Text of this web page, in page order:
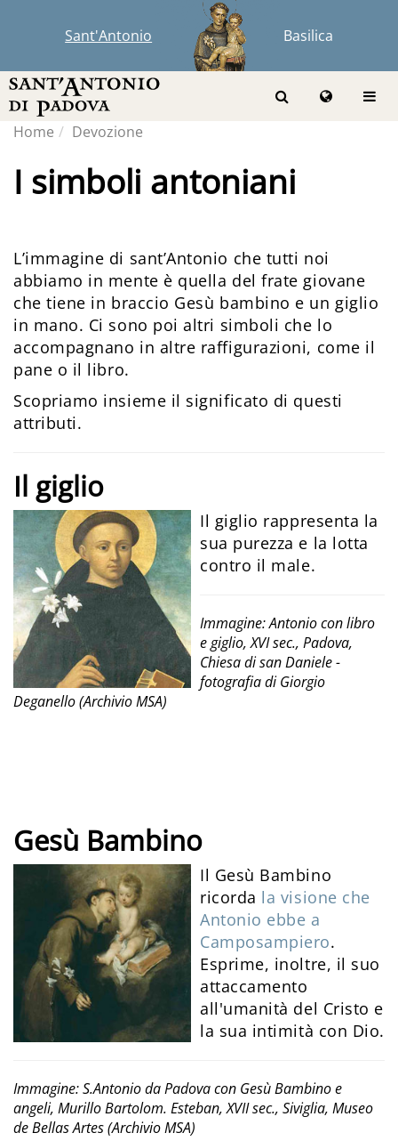
Sant'Antonio Basilica
Home Devozione
I simboli antoniani
L’immagine di sant’Antonio che tutti noi
abbiamo in mente è quella del frate giovane
che tiene in braccio Gesù bambino e un giglio
in mano. Ci sono poi altri simboli che lo
accompagnano in altre raffigurazioni, come il
pane o il libro.
Scopriamo insieme il significato di questi
attributi.
Il giglio
Il giglio rappresenta la
sua purezza e la lotta
contro il male.
Immagine: Antonio con libro
e giglio, XVI sec., Padova,
Chiesa di san Daniele -
fotografia di Giorgio
Deganello (Archivio MSA)
Gesù Bambino
Il Gesù Bambino
ricorda la visione che
Antonio ebbe a
Camposampiero.
Esprime, inoltre, il suo
attaccamento
all'umanità del Cristo e
la sua intimità con Dio.​
Immagine: S.Antonio da Padova con Gesù Bambino e
angeli, Murillo Bartolom. Esteban, XVII sec., Siviglia, Museo
de Bellas Artes (Archivio MSA)​